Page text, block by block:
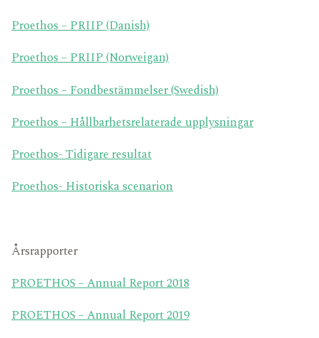
FÖR INVESTERARE
Proethos – PRIIP (Danish)
Proethos – PRIIP (Norweigan)
Proethos – Fondbestämmelser (Swedish)
Proethos– Hållbarhetsrelaterade upplysningar
Proethos- Tidigare resultat
Proethos- Historiska scenarion
Årsrapporter
PROETHOS – Annual Report2018
PROETHOS – Annual Report2019